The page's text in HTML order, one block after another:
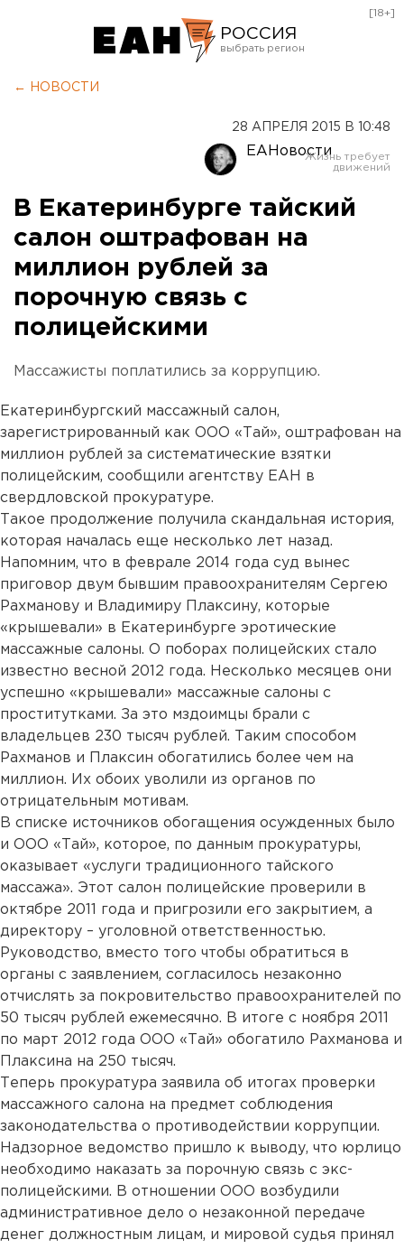
РОССИЯ
Оренбург
[18+]
← НОВОСТИ
28 АПРЕЛЯ 2015 В 10:48
ЕАНовости
В Екатеринбурге тайский
салон оштрафован на
миллион рублей за
порочную связь с
полицейскими
Массажисты поплатились за коррупцию.
Екатеринбургский массажный салон,
зарегистрированный как ООО «Тай», оштрафован на
миллион рублей за систематические взятки
полицейским, сообщили агентству ЕАН в
свердловской прокуратуре.
Такое продолжение получила скандальная история,
которая началась еще несколько лет назад.
Напомним, что в феврале 2014 года суд вынес
приговор двум бывшим правоохранителям Сергею
Рахманову и Владимиру Плаксину, которые
«крышевали» в Екатеринбурге эротические
массажные салоны. О поборах полицейских стало
известно весной 2012 года. Несколько месяцев они
успешно «крышевали» массажные салоны с
проститутками. За это мздоимцы брали с
владельцев 230 тысяч рублей. Таким способом
Рахманов и Плаксин обогатились более чем на
миллион. Их обоих уволили из органов по
отрицательным мотивам.
В списке источников обогащения осужденных было
и ООО «Тай», которое, по данным прокуратуры,
оказывает «услуги традиционного тайского
массажа». Этот салон полицейские проверили в
октябре 2011 года и пригрозили его закрытием, а
директору – уголовной ответственностью.
Руководство, вместо того чтобы обратиться в
органы с заявлением, согласилось незаконно
отчислять за покровительство правоохранителей по
50 тысяч рублей ежемесячно. В итоге с ноября 2011
по март 2012 года ООО «Тай» обогатило Рахманова и
Плаксина на 250 тысяч.
Теперь прокуратура заявила об итогах проверки
массажного салона на предмет соблюдения
законодательства о противодействии коррупции.
Надзорное ведомство пришло к выводу, что юрлицо
необходимо наказать за порочную связь с экс-
полицейскими. В отношении ООО возбудили
административное дело о незаконной передаче
денег должностным лицам, и мировой судья принял